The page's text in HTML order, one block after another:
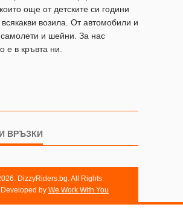
още от детските си години
возила. От автомобили и
и шейни. За нас
е в кръвта ни.
ВРЪЗКИ
DizzyRiders.bg. All Rights
by We Work With You